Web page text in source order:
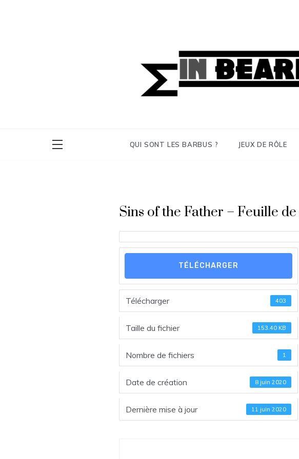
QUI SONT LES BARBUS ? JEUX DE RÔLE
Sins of the Father – Feuille
TÉLÉCHARGER
Télécharger 403
Taille du fichier 153.40 KB
Nombre de fichiers 1
Date de création 8 juin 2020
Dernière mise à jour 11 juin 2020